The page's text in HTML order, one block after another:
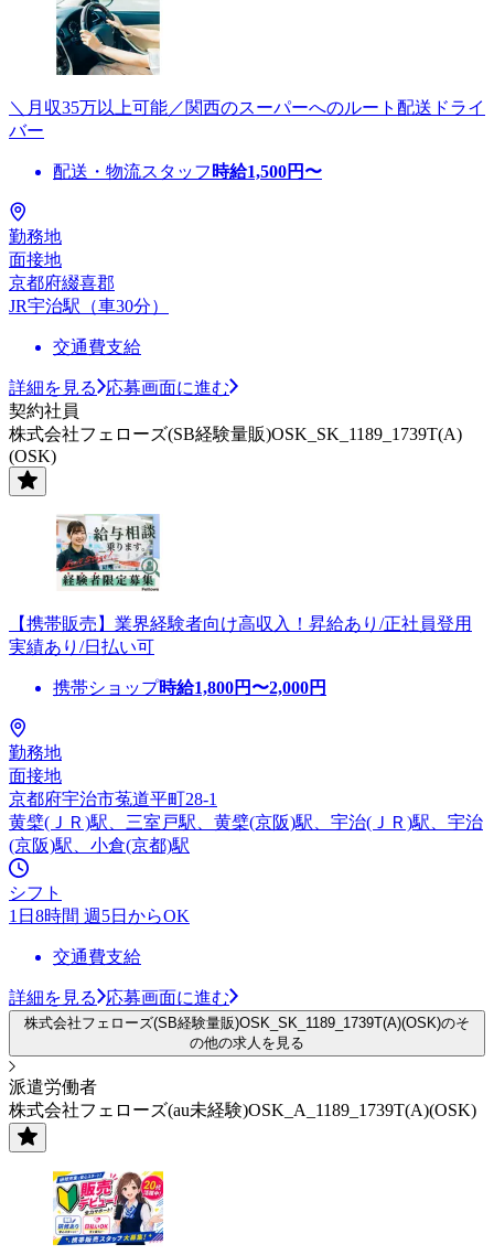
＼月収35万以上可能／関西のスーパーへのルート配送ドライ
バー
配送・物流スタッフ 時給1,500円〜
勤務地
面接地
京都府綴喜郡
JR宇治駅（車30分）
交通費支給
詳細を見る
応募画面に進む
契約社員
株式会社フェローズ(SB経験量販)OSK_SK_1189_1739T(A)
(OSK)
【携帯販売】業界経験者向け高収入！昇給あり/正社員登用
実績あり/日払い可
携帯ショップ時給1,800円〜2,000円
勤務地
面接地
京都府宇治市菟道平町28-1
黄檗(ＪＲ)駅、三室戸駅、黄檗(京阪)駅、宇治(ＪＲ)駅、宇治
(京阪)駅、小倉(京都)駅
シフト
1日8時間 週5日からOK
交通費支給
詳細を見る 応募画面に進む
株式会社フェローズ(SB経験量販)OSK_SK_1189_1739T(A)(OSK)のそ
の他の求人を見る
派遣労働者
株式会社フェローズ(au未経験)OSK_A_1189_1739T(A)(OSK)